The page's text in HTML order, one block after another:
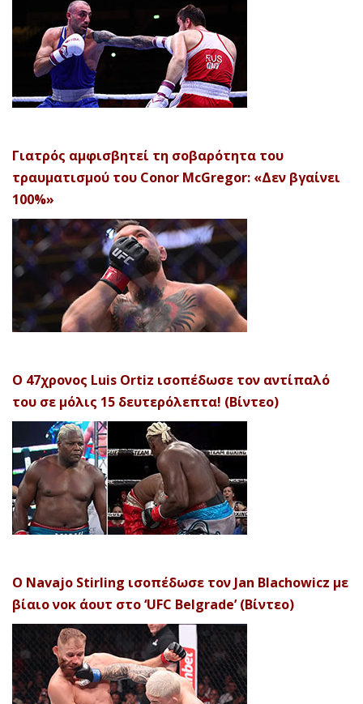
Γιατρός αμφισβητεί τη σοβαρότητα του
τραυματισμού του Conor McGregor: «Δεν βγαίνει
100%»
Ο 47χρονος Luis Ortiz ισοπέδωσε τον αντίπαλό
του σε μόλις 15 δευτερόλεπτα! (Βίντεο)
Ο Navajo Stirling ισοπέδωσε τον Jan Blachowicz με
βίαιο νοκ άουτ στο ‘UFC Belgrade’ (Βίντεο)